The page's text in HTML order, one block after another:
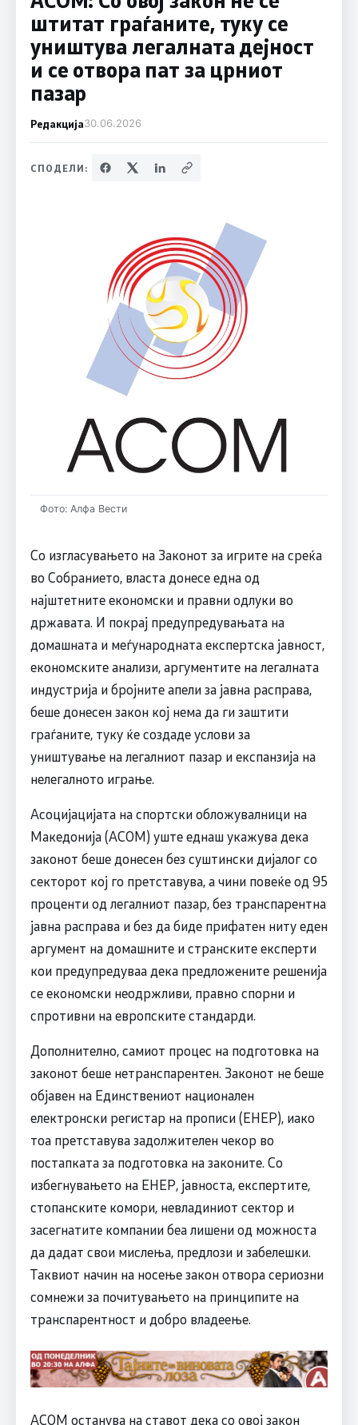
штитат граѓаните, туку се
уништува легалната дејност
и се отвора пат за црниот
пазар
Редакција30.06.2026
СПОДЕЛИ:
Фото: Алфа Вести
Со изгласувањето на Законот за игрите на среќа
во Собранието, власта донесе една од
најштетните економски и правни одлуки во
државата. И покрај предупредувањата на
домашната и меѓународната експертска јавност,
економските анализи, аргументите на легалната
индустрија и бројните апели за јавна расправа,
беше донесен закон кој нема да ги заштити
граѓаните, туку ќе создаде услови за
уништување на легалниот пазар и експанзија на
нелегалното играње.
Асоцијацијата на спортски обложувалници на
Македонија (АСОМ) уште еднаш укажува дека
законот беше донесен без суштински дијалог со
секторот кој го претставува, а чини повеќе од 95
проценти од легалниот пазар, без транспарентна
јавна расправа и без да биде прифатен ниту еден
аргумент на домашните и странските експерти
кои предупредуваа дека предложените решенија
се економски неодржливи, правно спорни и
спротивни на европските стандарди.
Дополнително, самиот процес на подготовка на
законот беше нетранспарентен. Законот не беше
објавен на Единствениот национален
електронски регистар на прописи (ЕНЕР), иако
тоа претставува задолжителен чекор во
постапката за подготовка на законите. Со
избегнувањето на ЕНЕР, јавноста, експертите,
стопанските комори, невладиниот сектор и
засегнатите компании беа лишени од можноста
да дадат свои мислења, предлози и забелешки.
Таквиот начин на носење закон отвора сериозни
сомнежи за почитувањето на принципите на
транспарентност и добро владеење.
АСОМ останува на ставот дека со овој закон